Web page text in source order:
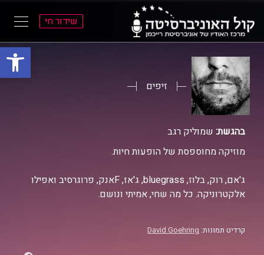
פתח
התפריט
הראשי
התוכן
הראשי
שידור חי
זיפים
בהגשת: שמוליק רגב
מוזיקה מחוספסת של הופעות חיות.
ג'אם, רוק, בלוז, bluegrass, ג'אז, Fאנק, פרוגרסיב ואפילו
אלקטרוניקה. כל מה שחי, אמיתי ונושם.
קרדיט תמונות: David Goehring